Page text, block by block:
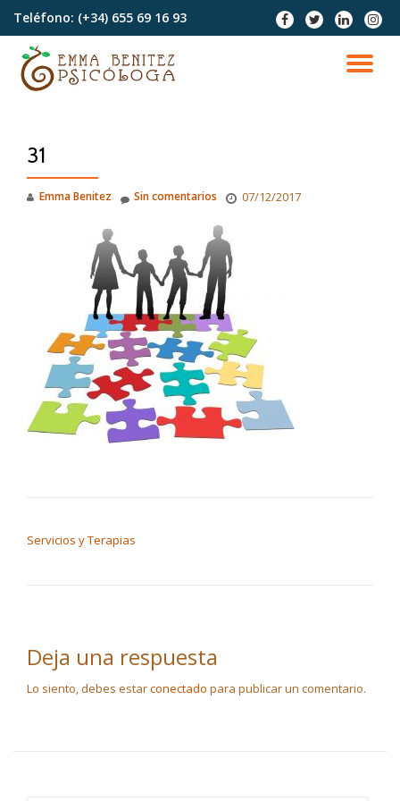
Saltar
contenido
Teléfono: (+34) 655 69 16 93
fa-
facebook
fa-
twitter
fa-
linkedin
fa-
31
Emma Benitez 07/12/2017
Sin comentarios
Servicios y Terapias
Deja una respuesta
Lo siento, debes estarconectado para publicar un comentario.